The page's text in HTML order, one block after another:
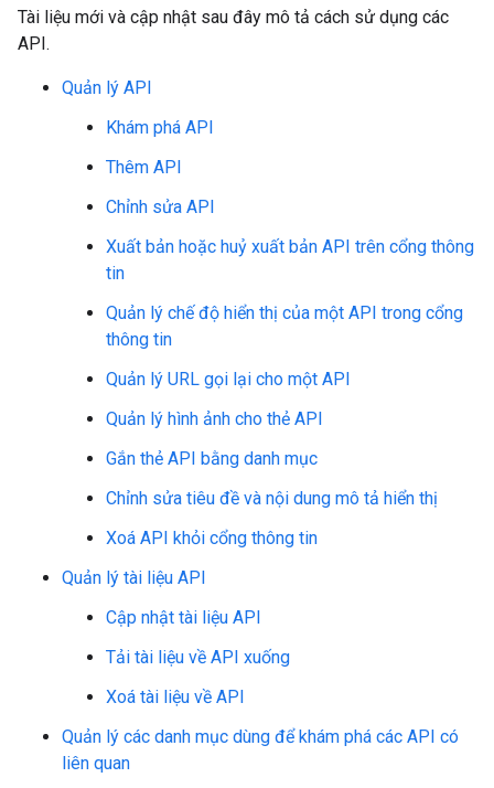
Tài liệu mới và cập nhật sau đây mô tả cách sử dụng các
API.
Quản lý API
Khám phá API
Thêm API
Chỉnh sửa API
Xuất bản hoặc huỷ xuất bản API trên cổng thông
tin
Quản lý chế độ hiển thị của một API trong cổng
thông tin
Quản lý URL gọi lại cho một API
Quản lý hình ảnh cho thẻ API
Gắn thẻ API bằng danh mục
Chỉnh sửa tiêu đề và nội dung mô tả hiển thị
Xoá API khỏi cổng thông tin
Quản lý tài liệu API
Cập nhật tài liệu API
Tải tài liệu về API xuống
Xoá tài liệu về API
Quản lý các danh mục dùng để khám phá các API có
liên quan